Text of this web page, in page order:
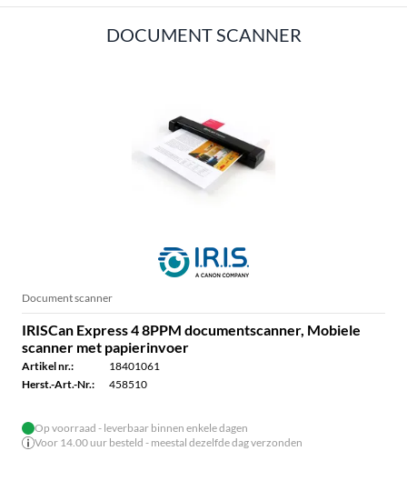
DOCUMENT SCANNER
Document scanner
IRISCan Express 4 8PPM documentscanner, Mobiele
scanner met papierinvoer
Artikel nr.:
18401061
Herst.-Art.-Nr.:
458510
Op voorraad - leverbaar binnen enkele dagen
Voor 14.00 uur besteld - meestal dezelfde dag verzonden